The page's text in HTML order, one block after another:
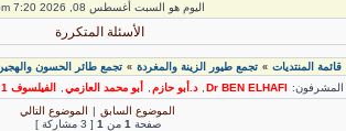
اليوم هو السبت أغسطس 08, 2026 7:20 pm
الأسئلة المتكررة
قائمة المنتديات» تجمع طيور الزينة والمغردة» تجمع طائر الحسون والهجين
Dr BEN ELHAFI
, د.أبو حازم, أبو محمد العازمي , الفيلسوف 1 ,
الموضوع السابق| الموضوع التالي
صفحة1 من [ 3 مشاركة ]